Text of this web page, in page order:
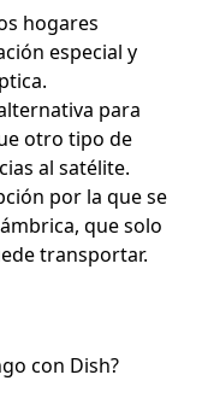
hogares
especial y
para
otro tipo de
al satélite.
por la que se
que solo
transportar.
con Dish?